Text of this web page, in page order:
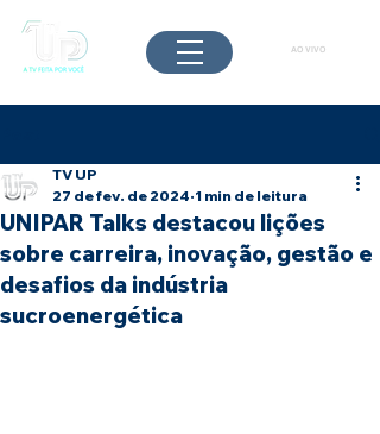
AO VIVO
UNIPAR Talks destacou lições
sobre carreira, inovação, gestão e
desafios da indústria
sucroenergética
TV UP
27 de fev. de 2024 1 min de leitura